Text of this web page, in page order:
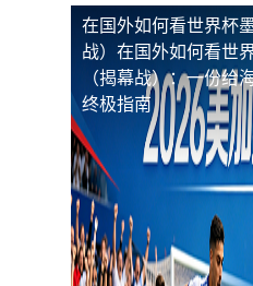
在国外如何看世界杯
战） 在国外如何看世
（揭幕战）：一份给
终极指南